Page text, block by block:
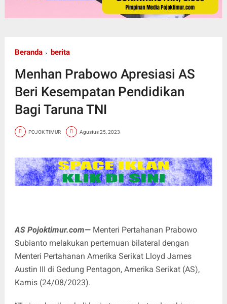
Beranda berita
Menhan Prabowo Apresiasi AS
Beri Kesempatan Pendidikan
Bagi Taruna TNI
POJOK TIMUR Agustus 25, 2023
AS Pojoktimur.com—Menteri Pertahanan Prabowo
Subianto melakukan pertemuan bilateral dengan
Menteri Pertahanan Amerika Serikat Lloyd James
Austin III di Gedung Pentagon, Amerika Serikat (AS),
Kamis (24/08/2023).